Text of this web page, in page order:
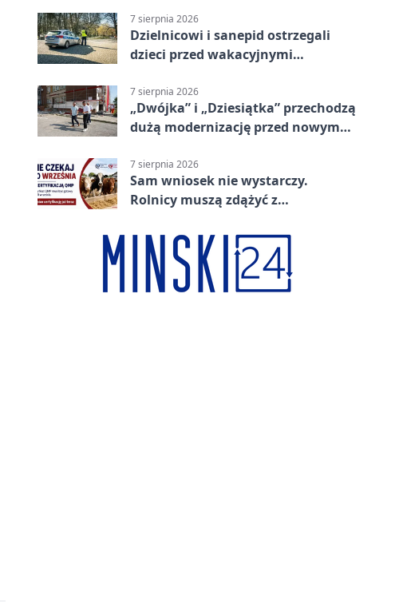
7 sierpnia 2026
Dzielnicowi i sanepid ostrzegali
dzieci przed wakacyjnymi
7 sierpnia 2026
„Dwójka” i „Dziesiątka” przechodzą
dużą modernizację przed nowym
7 sierpnia 2026
Sam wniosek nie wystarczy.
Rolnicy muszą zdążyć z